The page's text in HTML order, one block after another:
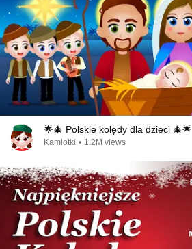
🌟🎄 Polskie kolędy dla dzieci 🎄🌟
Kamlotki • 1.2M views